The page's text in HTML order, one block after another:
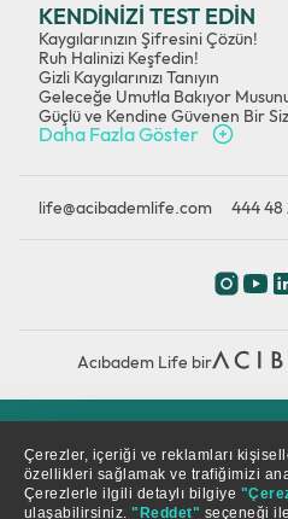
Çerezler, içeriği ve reklamları
özellikleri sağlamak ve trafiğimizi
Çerezlerle ilgili detaylı bilgiye
ulaşabilirsiniz. "Reddet" seçeneği
KENDİNİZİ TEST EDİN
Kaygılarınızın Şifresini Çözün!
Ruh Halinizi Keşfedin!
Gizli Kaygılarınızı Tanıyın
Geleceğe Umutla Bakıyor
Güçlü ve Kendine Güvenen Bir
Daha Fazla Göster
Acıbadem Life bir
life@acibademlife.com 444 48
© Copyright 2026. Tüm hakları